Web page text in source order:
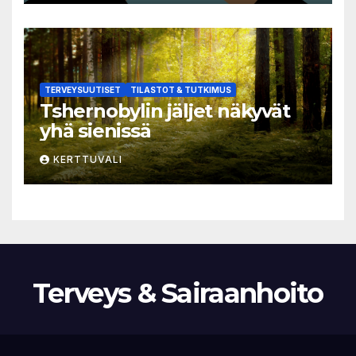
TERVEYSUUTISET TILASTOT & TUTKIMUS
Tshernobylin jäljet näkyvät
yhä sienissä
KERTTUVALI
Terveys & Sairaanhoito